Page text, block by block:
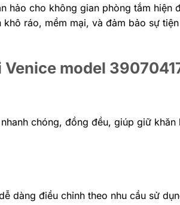
hảo cho không gian phòng tắm hiện
ráo, mềm mại, và đảm bảo sự
model
chóng, đồng đều, giúp giữ khăn
dàng điều chỉnh theo nhu cầu sử